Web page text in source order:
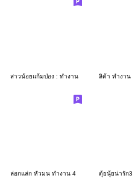
สาวน้อยแก้มป่อง : ทำงาน ลิต้า ทำงาน
ล่อกแล่ก หัวมน ทำงาน 4 ตุ้ยนุ้ยน่ารัก3